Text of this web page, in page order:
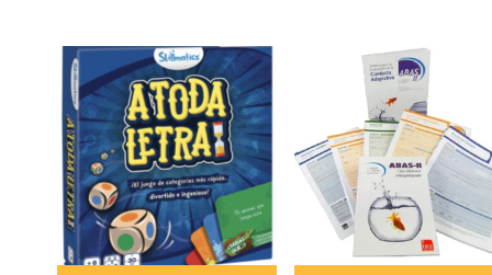
producto
producto
tiene
múltiples
variantes.
Las
opciones
se
pueden